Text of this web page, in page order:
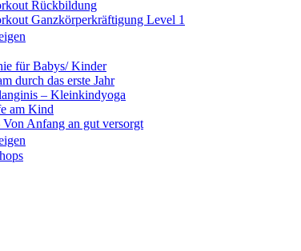
Rückbildung
Ganzkörperkräftigung Level 1
für Babys/ Kinder
durch das erste Jahr
– Kleinkindyoga
am Kind
Anfang an gut versorgt